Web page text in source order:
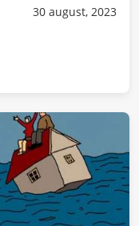
30 august, 2023